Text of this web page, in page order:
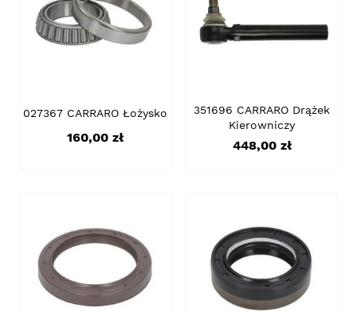
027367 CARRARO Łożysko
Cena
160,00 zł
351696 CARRARO Drążek
Kierowniczy
Cena
448,00 zł